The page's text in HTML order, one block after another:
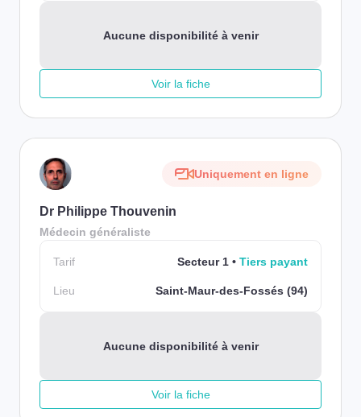
Aucune disponibilité à venir
Voir la fiche
Uniquement en ligne
Dr Philippe Thouvenin
Médecin généraliste
Tarif Secteur 1 Tiers payant
Lieu Saint-Maur-des-Fossés (94)
Aucune disponibilité à venir
Voir la fiche